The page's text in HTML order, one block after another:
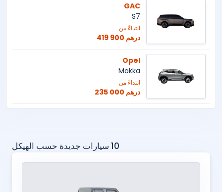
GAC
S7
ابتداءً من
419 900 درهم
Opel
Mokka
ابتداءً من
235 000 درهم
10 سيارات جديدة حسب الهيكل